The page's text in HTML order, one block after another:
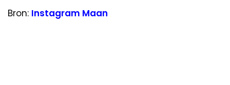
Bron: Instagram Maan